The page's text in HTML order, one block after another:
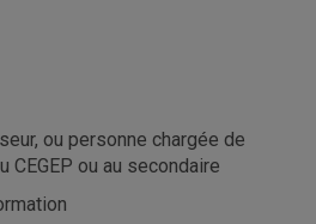
ou personne chargée de
CEGEP ou au secondaire